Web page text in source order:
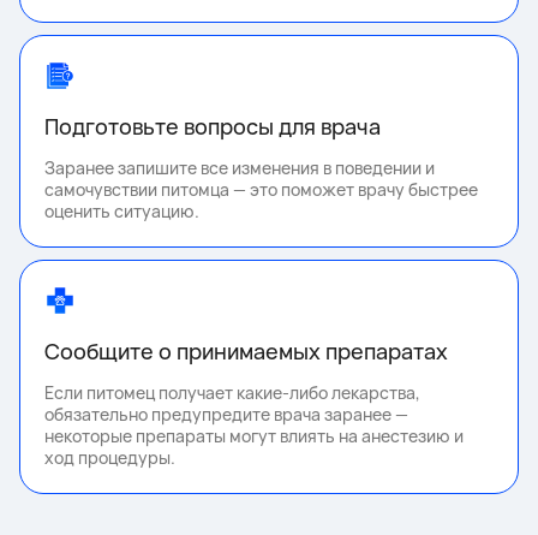
Подготовьте вопросы для врача
Заранее запишите все изменения в поведении и
самочувствии питомца — это поможет врачу быстрее
оценить ситуацию.
Сообщите о принимаемых препаратах
Если питомец получает какие-либо лекарства,
обязательно предупредите врача заранее —
некоторые препараты могут влиять на анестезию и
ход процедуры.